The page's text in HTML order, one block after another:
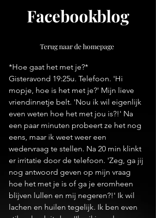
Facebookblog
Terug naar de homepage
*Hoe gaat het met je?*
Gisteravond 19:25u. Telefoon. 'Hi
mopje, hoe is het met je?' Mijn lieve
vriendinnetje belt. 'Nou ik wil eigenlijk
even weten hoe het met jou is?!' Na
een paar minuten probeert ze het nog
eens, maar ik weet weer een
wedervraag te stellen. Na 20 min klinkt
er irritatie door de telefoon. 'Zeg, ga jij
nog antwoord geven op mijn vraag
hoe het met je is of ga je eromheen
blijven lullen en mij negeren?!' Ik wil
lachen en huilen tegelijk. Ik ben even